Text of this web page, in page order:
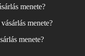
menete?
menete?
menete?